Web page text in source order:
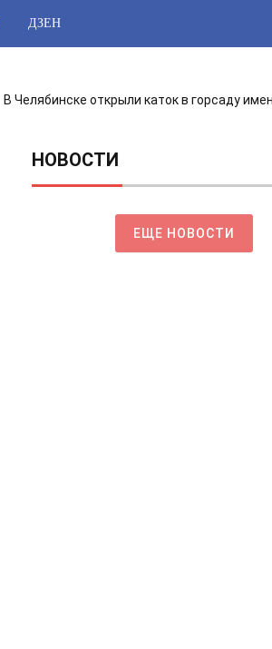
ДЗЕН
В Челябинске открыли каток в горсаду
НОВОСТИ
ЕЩЕ НОВОСТИ